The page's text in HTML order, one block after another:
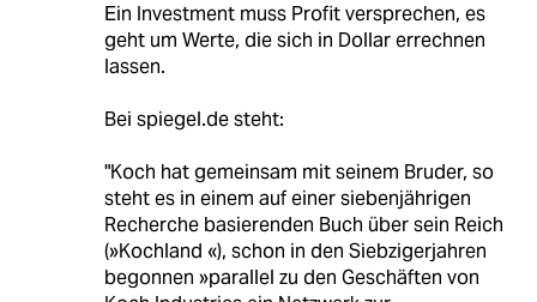
Ein Investment muss Profit versprechen, es
geht um Werte, die sich in Dollar errechnen
lassen.
Bei spiegel.de steht:
"Koch hat gemeinsam mit seinem Bruder, so
steht es in einem auf einer siebenjährigen
Recherche basierenden Buch über sein Reich
(»Kochland «), schon in den Siebzigerjahren
begonnen »parallel zu den Geschäften von